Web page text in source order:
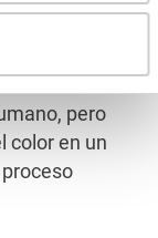
lo mismo
pero
color en un